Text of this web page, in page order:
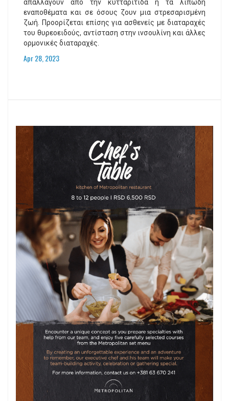
απαλλαγούν από την κυτταρίτιδα ή τα λιπώδη
εναποθέματα και σε όσους ζουν μια στρεσαρισμένη
ζωή. Προορίζεται επίσης για ασθενείς με διαταραχές
του θυρεοειδούς, αντίσταση στην ινσουλίνη και άλλες
ορμονικές διαταραχές.
Apr 28, 2023